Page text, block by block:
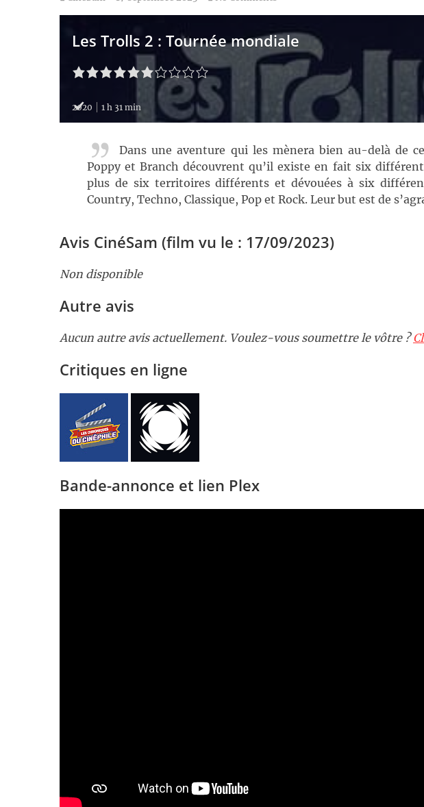
Les Trolls 2 : Tournée mondiale
2020 1 h 31 min
Dans une aventure qui les mènera bien au-delà de
Poppy et Branch découvrent qu’il existe en fait six
plus de six territoires différents et dévouées à six
Country, Techno, Classique, Pop et Rock. Leur but est de
Avis CinéSam (film vu le : 17/09/2023)
Non disponible
Autre avis
Aucun autre avis actuellement. Voulez-vous soumettre le vôtre ?
Critiques en ligne
Bande-annonce et lien Plex